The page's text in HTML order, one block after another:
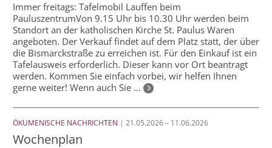
Immer freitags: Tafelmobil Lauffen beim
PauluszentrumVon 9.15 Uhr bis 10.30 Uhr werden beim
Standort an der katholischen Kirche St. Paulus Waren
angeboten. Der Verkauf findet auf dem Platz statt, der über
die Bismarckstraße zu erreichen ist. Für den Einkauf ist ein
Tafelausweis erforderlich. Dieser kann vor Ort beantragt
werden. Kommen Sie einfach vorbei, wir helfen Ihnen
gerne weiter! Wenn auch Sie …
ÖKUMENISCHE NACHRICHTEN | 21.05.2026 – 11.06.2026
Wochenplan